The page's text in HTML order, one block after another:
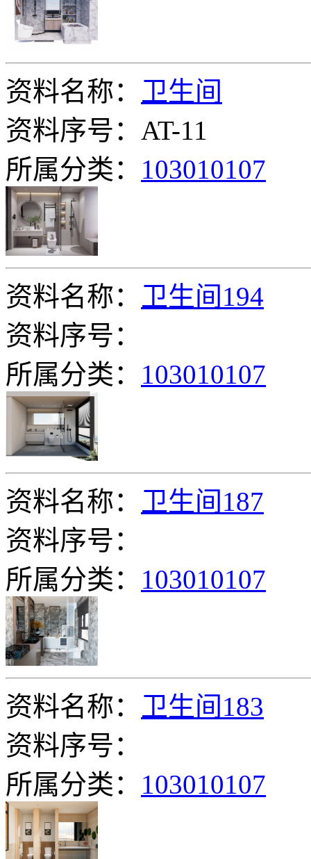
资料名称： 卫生间
资料序号：AT-11
所属分类： 103010107
资料名称： 卫生间194
资料序号：
所属分类： 103010107
资料名称： 卫生间187
资料序号：
所属分类： 103010107
资料名称： 卫生间183
资料序号：
所属分类： 103010107